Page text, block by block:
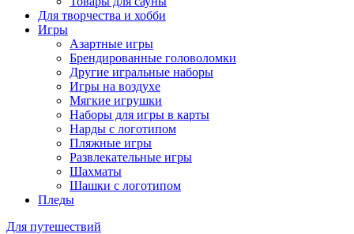
Для творчества и хобби
Игры
Азартные игры
Брендированные головоломки
Другие игральные наборы
Игры на воздухе
Мягкие игрушки
Наборы для игры в карты
Нарды с логотипом
Пляжные игры
Развлекательные игры
Шахматы
Шашки с логотипом
Пледы
Для путешествий